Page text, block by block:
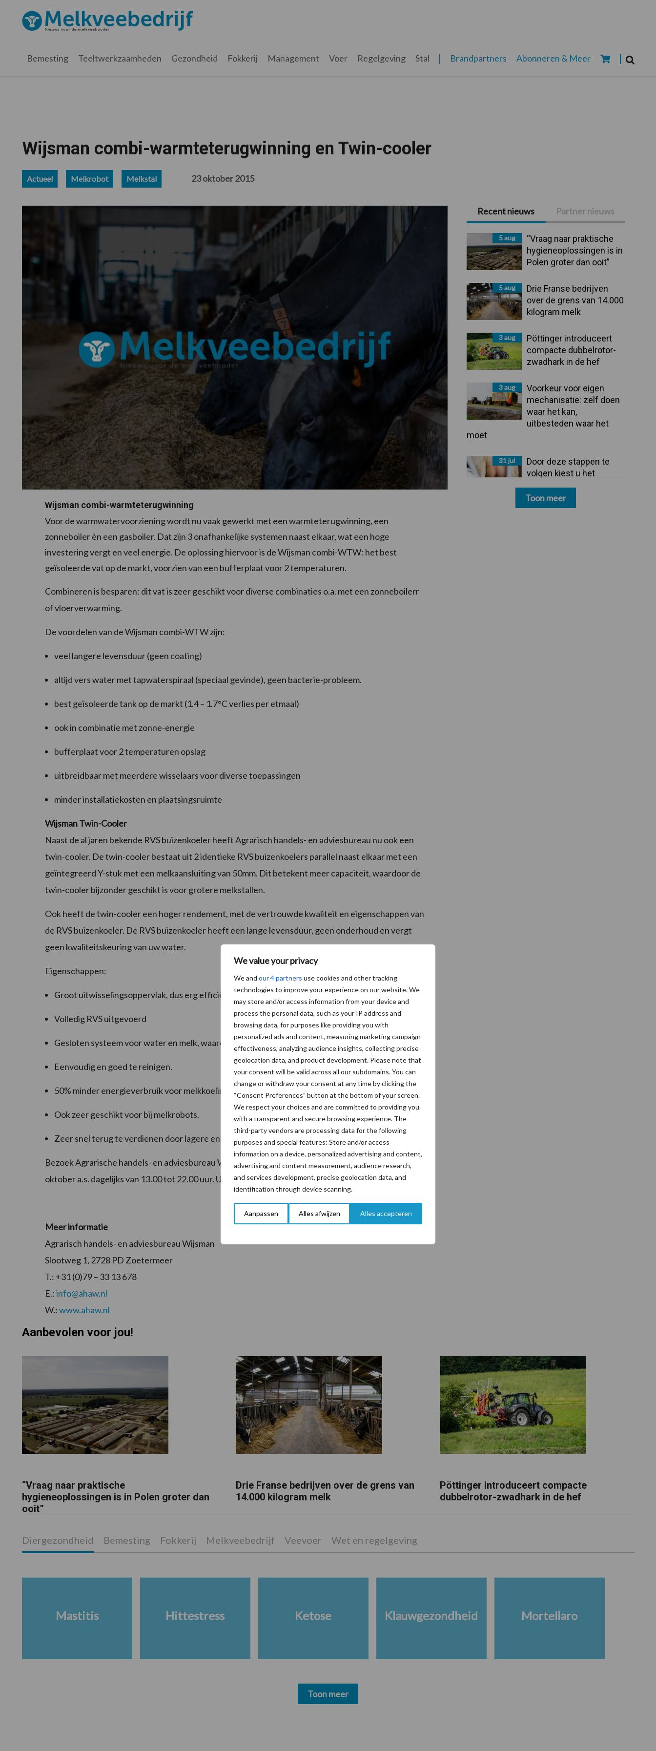
We value your privacy
We and our 4 partners use cookies and other tracking
technologies to improve your experience on our website. We
may store and/or access information from your device and
process the personal data, such as your IP address and
browsing data, for purposes like providing you with
personalized ads and content, measuring marketing campaign
effectiveness, analyzing audience insights, collecting precise
geolocation data, and product development. Please note that
your consent will be valid across all our subdomains. You can
change or withdraw your consent at any time by clicking the
“Consent Preferences” button at the bottom of your screen.
We respect your choices and are committed to providing you
with a transparent and secure browsing experience. The
third-party vendors are processing data for the following
purposes and special features: Store and/or access
information on a device, personalized advertising and content,
advertising and content measurement, audience research,
and services development, precise geolocation data, and
identification through device scanning.
Aanpassen Alles afwijzen Alles accepteren
hoofdnavigatie
hoofd
eerste
voettekst
Melkveebedrijf.nl
Bemesting Teeltwerkzaamheden Gezondheid Fokkerij Management Voer Regelgeving Stal Brandpartners Abonneren & Meer
Wijsman combi-warmteterugwinning en Twin-cooler
Actueel Melkrobot Melkstal 23 oktober 2015
Wijsman combi-warmteterugwinning
Voor de warmwatervoorziening wordt nu vaak gewerkt met een warmteterugwinning, een
zonneboiler èn een gasboiler. Dat zijn 3 onafhankelijke systemen naast elkaar, wat een hoge
investering vergt en veel energie. De oplossing hiervoor is de Wijsman combi-WTW: het best
geïsoleerde vat op de markt, voorzien van een bufferplaat voor 2 temperaturen.
Combineren is besparen: dit vat is zeer geschikt voor diverse combinaties o.a. met een zonneboilerr
of vloerverwarming.
De voordelen van de Wijsman combi-WTW zijn:
veel langere levensduur (geen coating)
altijd vers water met tapwaterspiraal (speciaal gevinde), geen bacterie-probleem.
best geïsoleerde tank op de markt (1.4 – 1.7°C verlies per etmaal)
ook in combinatie met zonne-energie
bufferplaat voor 2 temperaturen opslag
uitbreidbaar met meerdere wisselaars voor diverse toepassingen
minder installatiekosten en plaatsingsruimte
Wijsman Twin-Cooler
Naast de al jaren bekende RVS buizenkoeler heeft Agrarisch handels- en adviesbureau nu ook een
twin-cooler. De twin-cooler bestaat uit 2 identieke RVS buizenkoelers parallel naast elkaar met een
geïntegreerd Y-stuk met een melkaansluiting van 50mm. Dit betekent meer capaciteit, waardoor de
twin-cooler bijzonder geschikt is voor grotere melkstallen.
Ook heeft de twin-cooler een hoger rendement, met de vertrouwde kwaliteit en eigenschappen van
de RVS buizenkoeler. De RVS buizenkoeler heeft een lange levensduur, geen onderhoud en vergt
geen kwaliteitskeuring van uw water.
Eigenschappen:
Groot uitwisselingsoppervlak, dus erg efficiënt.
Volledig RVS uitgevoerd
Gesloten systeem voor water en melk, waardoor vermenging niet mogelijk is.
Eenvoudig en goed te reinigen.
50% minder energieverbruik voor melkkoeling.
Ook zeer geschikt voor bij melkrobots.
Zeer snel terug te verdienen door lagere energiekosten voor koeling.
Bezoek Agrarische handels- en adviesbureau Wijsman tijdens de RMV Hardenberg van 27 t/m 29
oktober a.s. dagelijks van 13.00 tot 22.00 uur. U vindt hen opstandnummer 161.
Meer informatie
Agrarisch handels- en adviesbureau Wijsman
Slootweg 1, 2728 PD Zoetermeer
T.: +31 (0)79 – 33 13 678
E.:info@ahaw.nl
W.:www.ahaw.nl
Primaire
Sidebar
Recent nieuws Partner nieuws
5 aug
“Vraag naar praktische
hygieneoplossingen is in
Polen groter dan ooit”
5 aug
Drie Franse bedrijven
over de grens van 14.000
kilogram melk
3 aug
Pöttinger introduceert
compacte dubbelrotor-
zwadhark in de hef
3 aug
Voorkeur voor eigen
mechanisatie: zelf doen
waar het kan,
uitbesteden waar het
moet
31 jul
Door deze stappen te
volgen kiest u het
dipmiddel dat bij uw
bedrijf past
Toon meer
Aanbevolen voor jou!
“Vraag naar praktische
hygieneoplossingen is in Polen groter dan
ooit”
Drie Franse bedrijven over de grens van
14.000 kilogram melk
Pöttinger introduceert compacte
dubbelrotor-zwadhark in de hef
Diergezondheid Bemesting Fokkerij Melkveebedrijf Veevoer Wet en regelgeving
Mastitis Hittestress Ketose Klauwgezondheid Mortellaro
Toon meer